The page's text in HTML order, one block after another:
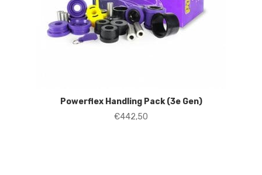
Powerflex Handling Pack (3e Gen)
€442,50